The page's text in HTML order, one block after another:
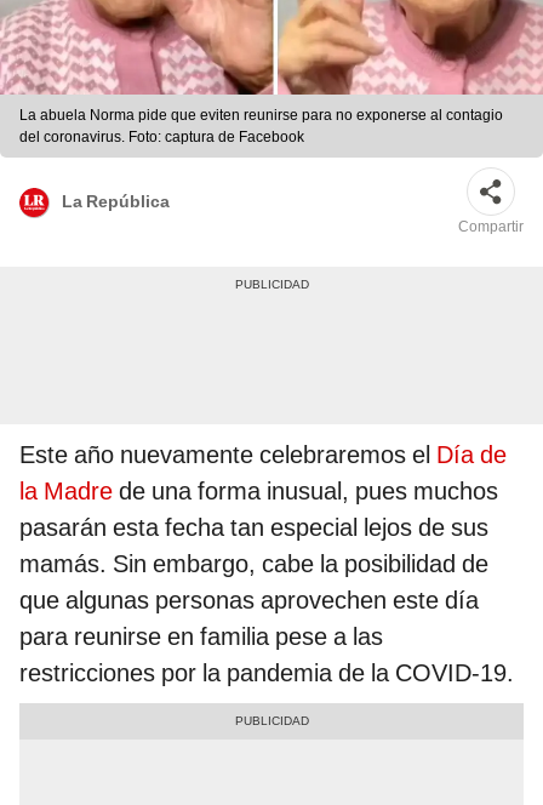
La abuela Norma pide que eviten reunirse para no exponerse al contagio
del coronavirus. Foto: captura de Facebook
La República
Compartir
Este año nuevamente celebraremos el Día de
la Madre de una forma inusual, pues muchos
pasarán esta fecha tan especial lejos de sus
mamás. Sin embargo, cabe la posibilidad de
que algunas personas aprovechen este día
para reunirse en familia pese a las
restricciones por la pandemia de la COVID-19.